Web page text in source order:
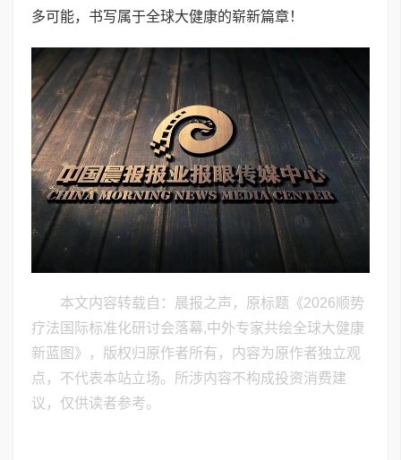
多可能，书写属于全球大健康的崭新篇章！
本文内容转载自：晨报之声，原标题《​2026顺势
疗法国际标准化研讨会落幕,中外专家共绘全球大健康
新蓝图》，版权归原作者所有，内容为原作者独立观
点，不代表本站立场。所涉内容不构成投资消费建
议，仅供读者参考。